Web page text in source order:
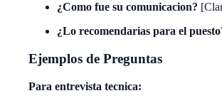
¿Como fue su comunicacion?
¿Lo recomendarias para el
Ejemplos de Preguntas
Para entrevista tecnica: